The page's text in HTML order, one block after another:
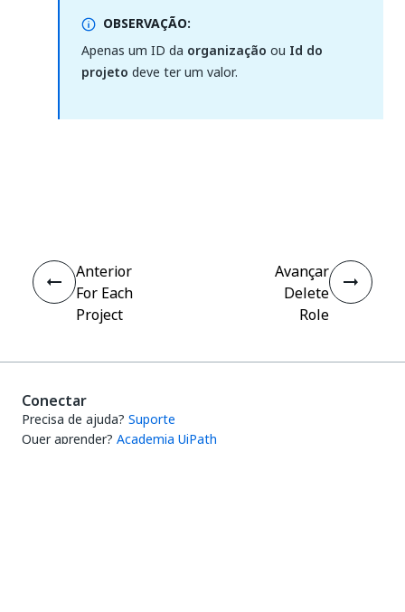
OBSERVAÇÃO:
Apenas um ID da organização ou Id do
projeto deve ter um valor.
Anterior
For Each
Project
Avançar
Delete
Role
Conectar
Precisa de ajuda? Suporte
Quer aprender? Academia UiPath